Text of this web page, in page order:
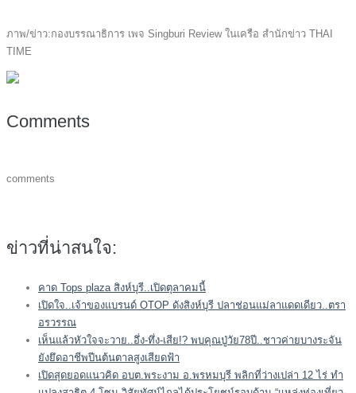
ภาพ/ข่าว:กองบรรณาธิการ เพจ Singburi Review ในเครือ สำนักข่าว THAI
TIME
Comments
comments
ข่าวที่น่าสนใจ:
คาด Tops plaza สิงห์บุรี..เปิดตุลาคมนี้
เปิดใจ..เจ้าของแบรนด์ OTOP ดังสิงห์บุรี ปลาช่อนแม่ลาแดดเดียว..ตรา
อรวรรณ
เห็นแล้วหัวใจจะวาย..อึ่ง-ทึ่ง-เสีย!? พบคุณปู่วัย78ปี..ชาวค่ายบางระจัน
ยังยึดอาชีพปีนต้นตาลสูงเสียดฟ้า
เปิดสุดยอดแนวคิด อบต.พระงาม อ.พรหมบุรี พลิกที่ว่างเปล่า 12 ไร่ ทำ